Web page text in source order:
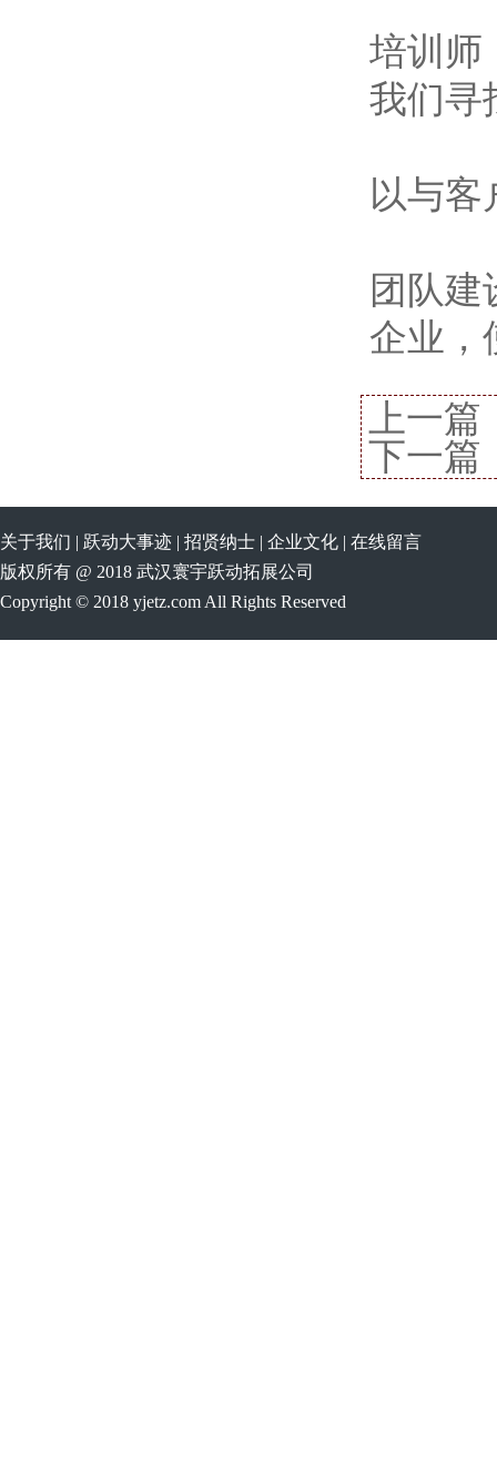
培训师
我们寻
以与
团队
企业，
上一篇
下一篇
关于我们 | 跃动大事迹 | 招贤纳士 | 企业文化 | 在线留言
版权所有 @ 2018 武汉寰宇跃动拓展公司
Copyright © 2018 yjetz.com All Rights Reserved